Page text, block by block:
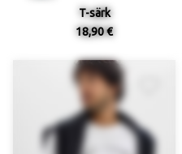
T-särk
18,90 €